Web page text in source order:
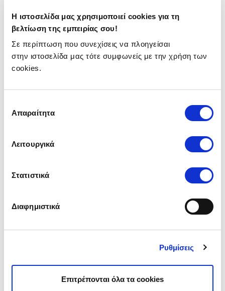
Η ιστοσελίδα μας χρησιμοποιεί cookies για τη
βελτίωση της εμπειρίας σου!
Σε περίπτωση που συνεχίσεις να πλοηγείσαι
στην ιστοσελίδα μας τότε συμφωνείς με την χρήση των
cookies.
συγκατάθεσης
Απαραίτητα
Λειτουργικά
Στατιστικά
Διαφημιστικά
Ρυθμίσεις
Επιτρέπονται όλα τα cookies
Αερόσακοι & Ζώνη
Σε ένα ατύχημα, οι αερόσακοι και οι ζώνες ασφαλείας
μπορεί να καταστραφούν. Πρέπει οπωσδήποτε να τα
συμβιβασμού διασφαλίζει τη σωστή ενημέρωσή σου & τη
δίκαιη αποζημίωση της ζημιάς σου.
Μήπως δικαιούσαι μεγαλύτερη αποζημίωση για τη ζημιά
με τα νομικά σου έξοδα καλυμμένα.